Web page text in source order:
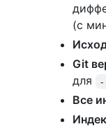
(с
Git
для
Все